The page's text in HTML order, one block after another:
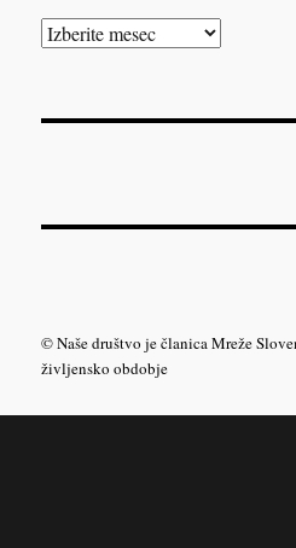
Arhiv
© Naše društvo je članica Mreže
življensko obdobje